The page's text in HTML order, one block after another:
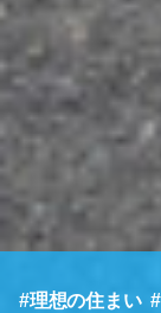
理想の住まい